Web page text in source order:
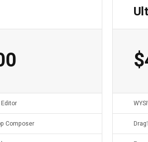
Editor
Composer
$